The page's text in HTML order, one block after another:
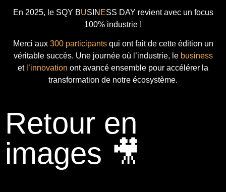
En 2025, le SQY BUSIN ESS DAY revient avec un focus
100% industrie !
Merci aux 300 participantsqui ont fait de cette édition un
véritable succès. Une journée où l’industrie, le business
et l’innovation ont avancé ensemble pour accélérer la
transformation de notre écosystème.
Retour en
images 🎥